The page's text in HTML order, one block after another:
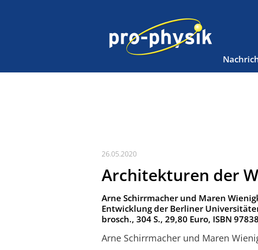
26.05.2020
Architekturen der
Arne Schirrmacher und Maren
Entwicklung der Berliner
brosch., 304 S., 29,80 Euro, ISBN
Arne Schirrmacher und Maren